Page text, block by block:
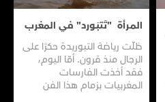
المـرأة "تَتبَـورد" في المغرب
ظلّت رياضة التبوريدة حكرًا على
الرجال منذ قرون. أمّا اليوم،
فقد أخذت الفارسات
المغربيات بزمام هذا الفن